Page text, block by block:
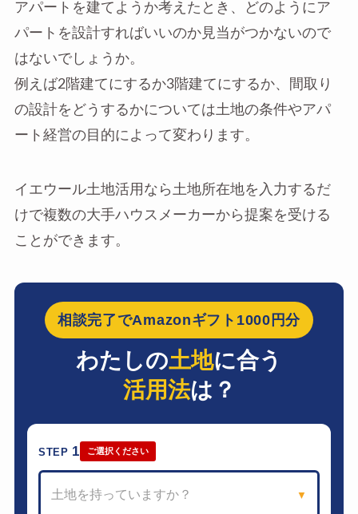
アパートを建てようか考えたとき、どのようにア
パートを設計すればいいのか見当がつかないので
はないでしょうか。
例えば2階建てにするか3階建てにするか、間取り
の設計をどうするかについては土地の条件やアパ
ート経営の目的によって変わります。
イエウール土地活用なら土地所在地を入力するだ
けで複数の大手ハウスメーカーから提案を受ける
ことができます。
相談完了でAmazonギフト1000円分
わたしの土地に合う
活用法は？
STEP 1 ご選択ください
土地を持っていますか？ ▼